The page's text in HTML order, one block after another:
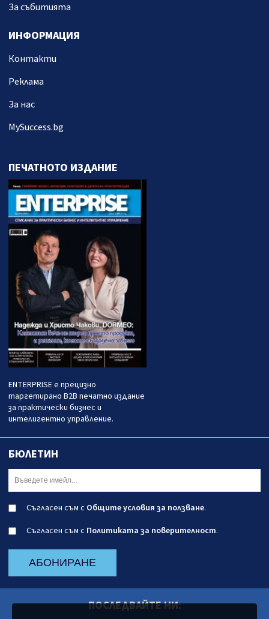
За събитията
ИНФОРМАЦИЯ
Контакти
Реклама
За нас
MySuccess.bg
ПЕЧАТНОТО ИЗДАНИЕ
ENTERPRISE е прецизно
таргетирано B2B печатно издание
за практически бизнес и
интелигентно управление.
БЮЛЕТИН
Съгласен съм с Общите условия за ползване.
Съгласен съм с Политиката за поверителност.
АБОНИРАНЕ
ПОСЛЕДВАЙТЕ НИ: